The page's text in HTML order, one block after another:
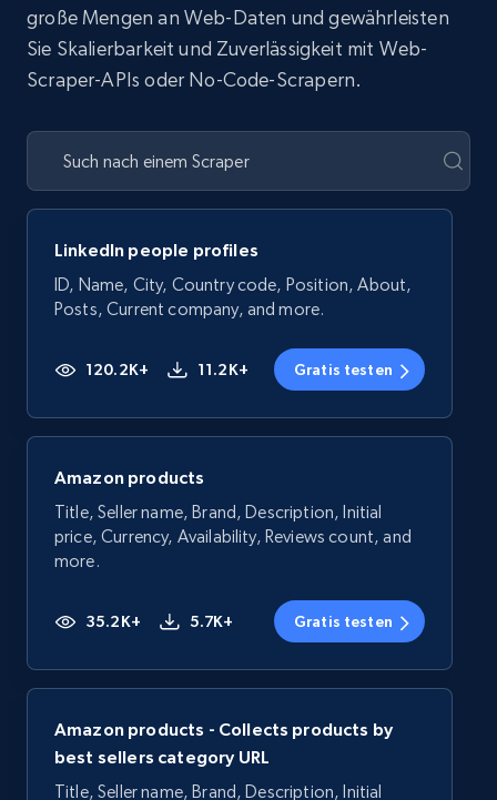
große Mengen an Web-Daten und gewährleisten
Sie Skalierbarkeit und Zuverlässigkeit mit Web-
Scraper-APIs oder No-Code-Scrapern.
LinkedIn people profiles
ID, Name, City, Country code, Position, About,
Posts, Current company, and more.
120.2K+ 11.2K+ Gratis testen
Amazon products
Title, Seller name, Brand, Description, Initial
price, Currency, Availability, Reviews count, and
more.
35.2K+ 5.7K+ Gratis testen
Amazon products - Collects products by
best sellers category URL
Title, Seller name, Brand, Description, Initial